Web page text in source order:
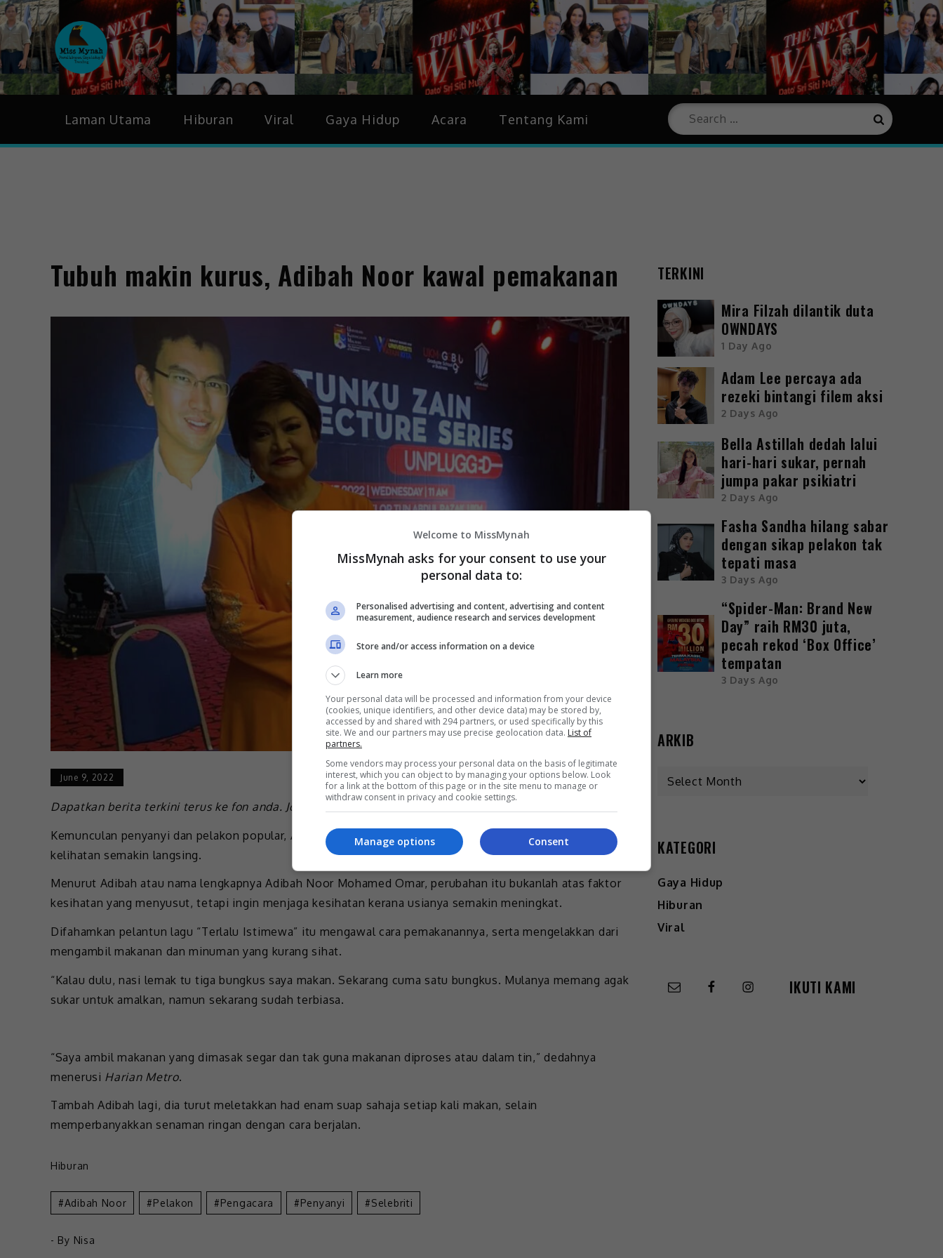
MissMynah
Portal Hiburan, Gaya Hidup & Trending
Laman Utama Hiburan Viral Gaya Hidup Acara Tentang Kami
Tubuh makin kurus, Adibah Noor kawal pemakanan
June 9, 2022
Dapatkan berita terkini terus ke fon anda. Join channel Telegram kami.
Kemunculan penyanyi dan pelakon popular, Adibah Noor telah menarik perhatian ramai apabila tubuhnya
kelihatan semakin langsing.
Menurut Adibah atau nama lengkapnya Adibah Noor Mohamed Omar, perubahan itu bukanlah atas faktor
kesihatan yang menyusut, tetapi ingin menjaga kesihatan kerana usianya semakin meningkat.
Difahamkan pelantun lagu “Terlalu Istimewa” itu mengawal cara pemakanannya, serta mengelakkan dari
mengambil makanan dan minuman yang kurang sihat.
“Kalau dulu, nasi lemak tu tiga bungkus saya makan. Sekarang cuma satu bungkus. Mulanya memang agak
sukar untuk amalkan, namun sekarang sudah terbiasa.
“Saya ambil makanan yang dimasak segar dan tak guna makanan diproses atau dalam tin,” dedahnya
menerusi Harian Metro.
Tambah Adibah lagi, dia turut meletakkan had enam suap sahaja setiap kali makan, selain
memperbanyakkan senaman ringan dengan cara berjalan.
Hiburan
Adibah Noor Pelakon Pengacara Penyanyi Selebriti
- By Nisa
TERKINI
Mira Filzah dilantik duta
OWNDAYS
1 Day Ago
Adam Lee percaya ada
rezeki bintangi filem aksi
2 Days Ago
Bella Astillah dedah lalui
hari-hari sukar, pernah
jumpa pakar psikiatri
2 Days Ago
Fasha Sandha hilang sabar
dengan sikap pelakon tak
tepati masa
3 Days Ago
“Spider-Man: Brand New
Day” raih RM30 juta,
pecah rekod ‘Box Office’
tempatan
3 Days Ago
ARKIB
KATEGORI
Gaya Hidup
Hiburan
Viral
IKUTI KAMI
Welcome to MissMynah
MissMynah asks for your consent to use your
personal data to:
Personalised advertising and content, advertising and content
measurement, audience research and services development
Store and/or access information on a device
Learn more
Your personal data will be processed and information from your device
(cookies, unique identifiers, and other device data) may be stored by,
accessed by and shared with 294 partners, or used specifically by this
site. We and our partners may use precise geolocation data. List of
partners.
Some vendors may process your personal data on the basis of legitimate
interest, which you can object to by managing your options below. Look
for a link at the bottom of this page or in the site menu to manage or
withdraw consent in privacy and cookie settings.
Consent
Manage options